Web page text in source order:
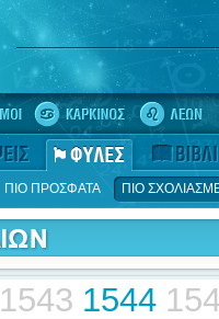
ΠΙΟ ΠΡΟΣΦΑΤΑ ΠΙΟ
1543 1544